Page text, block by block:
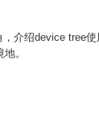
介绍device tree
。